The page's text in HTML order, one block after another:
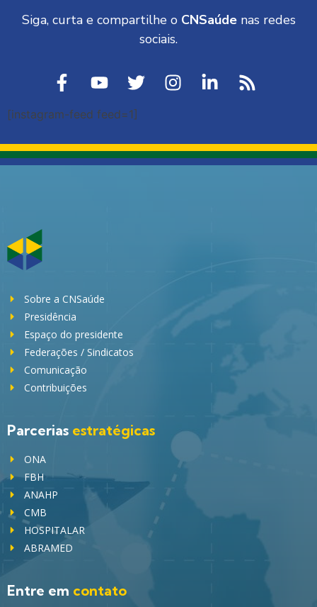
Siga, curta e compartilhe o CNSaúdenas redes
sociais.
[instagram-feed feed=1]
Sobre a CNSaúde
Presidência
Espaço do presidente
Federações / Sindicatos
Comunicação
Contribuições
Parcerias estratégicas
ONA
FBH
ANAHP
CMB
HOSPITALAR
ABRAMED
Entre em contato